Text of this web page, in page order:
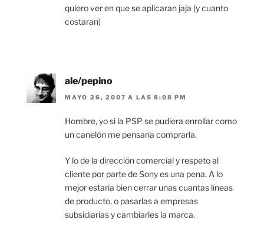
quiero ver en que se aplicaran jaja (y cuanto
costaran)
ale/pepino
MAYO 26, 2007 A LAS 8:08 PM
Hombre, yo si la PSP se pudiera enrollar como
un canelón me pensaría comprarla.
Y lo de la dirección comercial y respeto al
cliente por parte de Sony es una pena. A lo
mejor estaría bien cerrar unas cuantas líneas
de producto, o pasarlas a empresas
subsidiarias y cambiarles la marca.